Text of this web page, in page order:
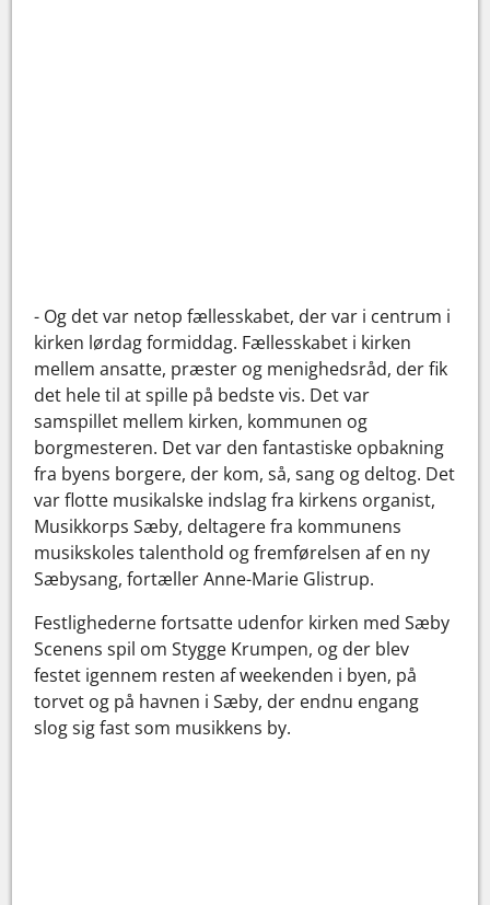
- Og det var netop fællesskabet, der var i centrum i
kirken lørdag formiddag. Fællesskabet i kirken
mellem ansatte, præster og menighedsråd, der fik
det hele til at spille på bedste vis. Det var
samspillet mellem kirken, kommunen og
borgmesteren. Det var den fantastiske opbakning
fra byens borgere, der kom, så, sang og deltog. Det
var flotte musikalske indslag fra kirkens organist,
Musikkorps Sæby, deltagere fra kommunens
musikskoles talenthold og fremførelsen af en ny
Sæbysang, fortæller Anne-Marie Glistrup.
Festlighederne fortsatte udenfor kirken med Sæby
Scenens spil om Stygge Krumpen, og der blev
festet igennem resten af weekenden i byen, på
torvet og på havnen i Sæby, der endnu engang
slog sig fast som musikkens by.